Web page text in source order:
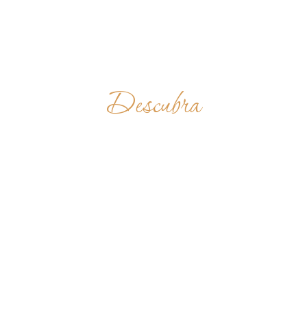
Descubra